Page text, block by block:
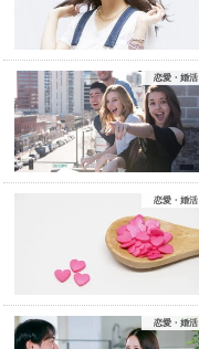
恋愛・婚活
恋愛・婚活
恋愛・婚活